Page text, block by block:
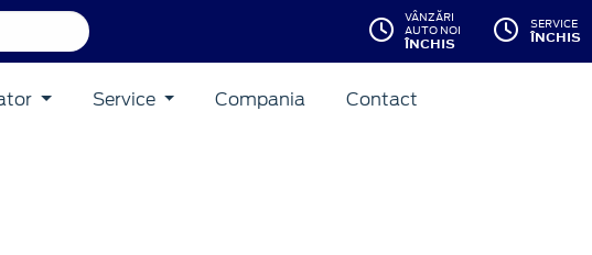
VÂNZĂRI
AUTO NOI
ÎNCHIS
SERVICE
ÎNCHIS
Service Compania Contact